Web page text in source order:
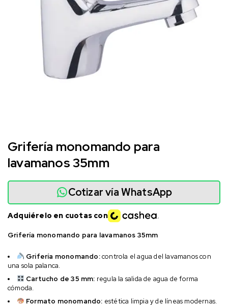
Grifería monomando para
lavamanos 35mm
Grifería monomando para lavamanos 35mm
Grifería monomando:controla el agua del lavamanos con
una sola palanca.
Cartucho de 35 mm: regula la salida de agua de forma
cómoda.
Formato monomando: estética limpia y de líneas modernas.
Cotizar vía WhatsApp
Adquiérelo en cuotas con